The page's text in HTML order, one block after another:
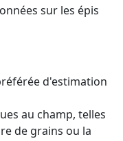
sur les épis
d'estimation
au champ, telles
de grains ou la